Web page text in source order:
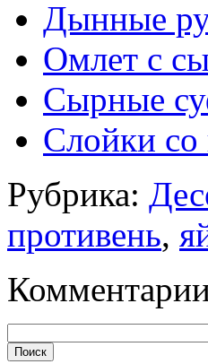
Дынные
Омлет с
Сырные
Слойки со
Рубрика:
противень,